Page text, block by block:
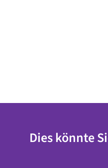
Dies könnte